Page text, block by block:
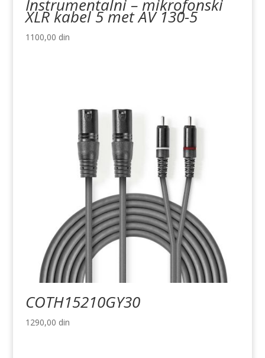
Instrumentalni – mikrofonski
XLR kabel 5 met AV 130-5
1100,00 din
COTH15210GY30
1290,00 din